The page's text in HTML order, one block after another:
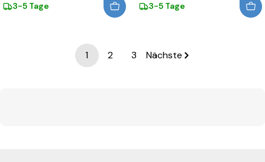
3-5 Tage 3-5 Tage
1 2 3 Nächste